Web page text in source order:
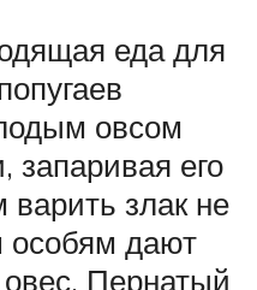
еда для
овсом
запаривая его
варить злак не
особям дают
Пернатый